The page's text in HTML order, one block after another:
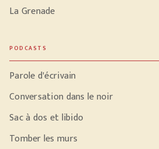
La Grenade
PODCASTS
Parole d'écrivain
Conversation dans le noir
Sac à dos et libido
Tomber les murs